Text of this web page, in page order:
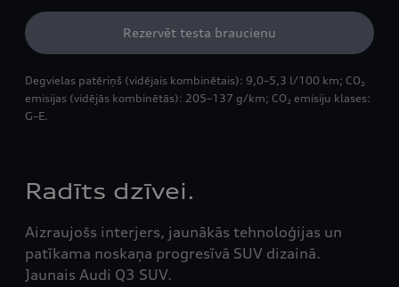
Rezervēt testa braucienu
Degvielas patēriņš (vidējais kombinētais): 9,0–5,3 l/100 km; CO₂
emisijas (vidējās kombinētās): 205–137 g/km; CO₂ emisiju klases:
G–E.
Radīts dzīvei.
Aizraujošs interjers, jaunākās tehnoloģijas un
patīkama noskaņa progresīvā SUV dizainā.
Jaunais Audi Q3 SUV.